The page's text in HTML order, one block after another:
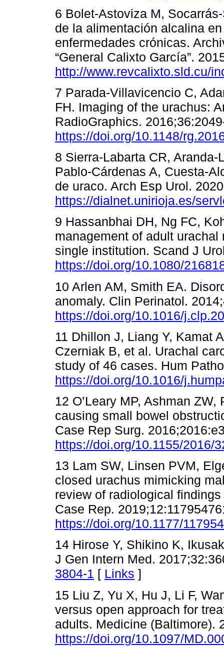
6 Bolet-Astoviza M,
de la alimentación alcalina
enfermedades crónicas.
“General Calixto García”.
http://www.revcalixto.sld.cu/
7 Parada-Villavicencio C,
FH. Imaging of the urachus:
RadioGraphics.
https://doi.org/10.1148/
8 Sierra-Labarta CR,
Pablo-Cárdenas A, Cuesta-
de uraco. Arch Esp Urol.
https://dialnet.unirioja.es/
9 Hassanbhai DH, Ng FC,
management of adult
single institution. Scand J
https://doi.org/10.1080/
10 Arlen AM, Smith EA.
anomaly. Clin Perinatol.
https://doi.org/10.1016/
11 Dhillon J, Liang Y, Kamat
Czerniak B, et al. Urachal
study of 46 cases. Hum
https://doi.org/10.1016/
12 O’Leary MP, Ashman
causing small bowel
Case Rep Surg.
https://doi.org/10.1155/2016/
13 Lam SW, Linsen PVM,
closed urachus mimicking
review of radiological
Case Rep.
https://doi.org/10.1177/
14 Hirose Y, Shikino K,
J Gen Intern Med.
3804-1 [ Links ]
15 Liu Z, Yu X, Hu J, Li F,
versus open approach for
adults. Medicine (Baltimore).
https://doi.org/10.1097/